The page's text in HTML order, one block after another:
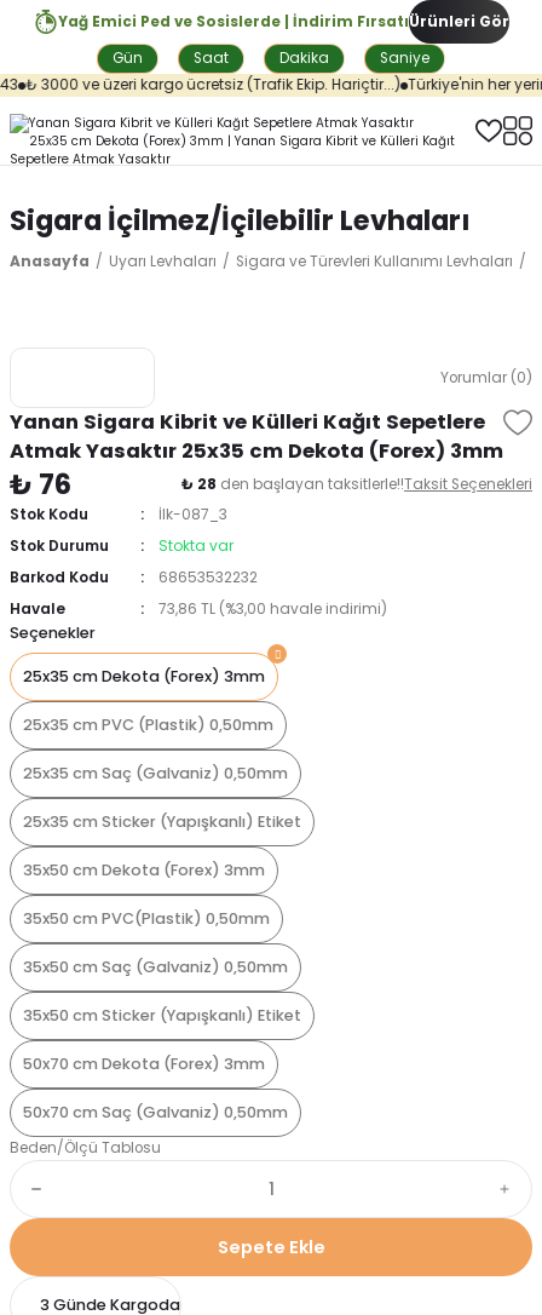
Yağ Emici Ped ve Sosislerde | İndirim Fırsatı
Gün
Saat Dakika Saniye
Ürünleri Gör
₺ 3000 ve üzeri kargo ücretsiz (Trafik Ekip. Hariçtir...) Türkiye'nin her
Sigara İçilmez/İçilebilir Levhaları
Anasayfa Uyarı Levhaları Sigara ve Türevleri Kullanımı Levhaları
Yorumlar (0)
Yanan Sigara Kibrit ve Külleri Kağıt Sepetlere
Atmak Yasaktır 25x35 cm Dekota (Forex) 3mm
₺ 76 ₺ 28 den başlayan taksitlerle!!Taksit Seçenekleri
Stok Kodu
İlk-087_3
Stok Durumu
Stokta var
Barkod Kodu
68653532232
Havale
73,86 TL (%3,00 havale indirimi)
Seçenekler
25x35 cm Dekota (Forex) 3mm
25x35 cm PVC (Plastik) 0,50mm
25x35 cm Saç (Galvaniz) 0,50mm
25x35 cm Sticker (Yapışkanlı) Etiket
35x50 cm Dekota (Forex) 3mm
35x50 cm PVC(Plastik) 0,50mm
35x50 cm Saç (Galvaniz) 0,50mm
35x50 cm Sticker (Yapışkanlı) Etiket
50x70 cm Dekota (Forex) 3mm
50x70 cm Saç (Galvaniz) 0,50mm
Beden/Ölçü Tablosu
Sepete Ekle
3 Günde Kargoda